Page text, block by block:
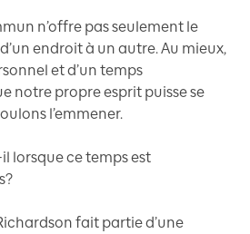
n’offre pas seulement le
endroit à un autre. Au mieux,
et d’un temps
notre propre esprit puisse se
l’emmener.
lorsque ce temps est
fait partie d’une